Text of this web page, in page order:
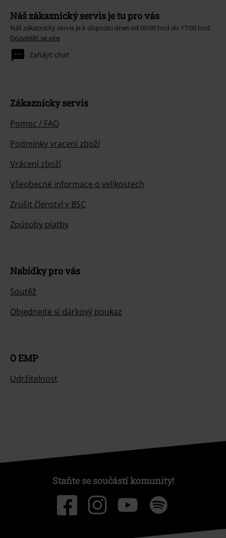
Náš zákaznický servis je tu pro vás
Náš zákaznický servis je k dispozici dnes od 09:00 hod do 17:00 hod.
Dozvědět se více
Zahájit chat
Zákaznícky servis
Pomoc / FAQ
Podmínky vracení zboží
Vrácení zboží
Všeobecné informace o velikostech
Zrušit členství v BSC
Způsoby platby
Nabídky pro vás
Soutěž
Objednejte si dárkový poukaz
O EMP
Udržitelnost
Staňte se součástí komunity!